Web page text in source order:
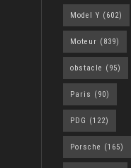
Model Y (602)
Moteur (839)
obstacle (95)
Paris (90)
PDG (122)
Porsche (165)